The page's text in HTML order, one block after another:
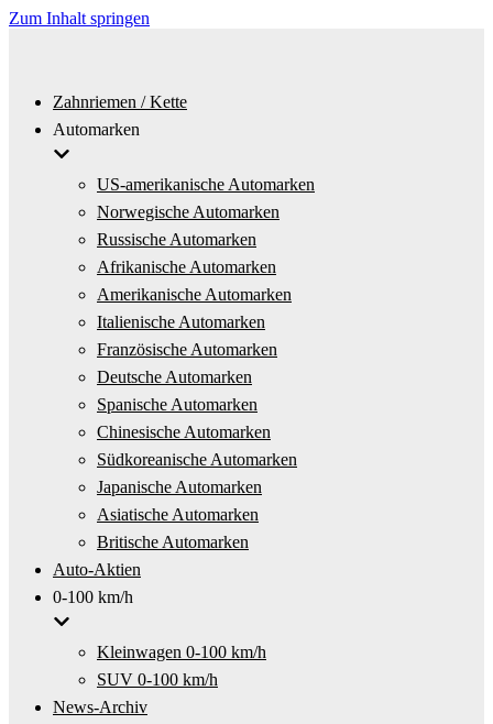
Zum Inhalt springen
Zahnriemen / Kette
Automarken
US-amerikanische Automarken
Norwegische Automarken
Russische Automarken
Afrikanische Automarken
Amerikanische Automarken
Italienische Automarken
Französische Automarken
Deutsche Automarken
Spanische Automarken
Chinesische Automarken
Südkoreanische Automarken
Japanische Automarken
Asiatische Automarken
Britische Automarken
Auto-Aktien
0-100 km/h
Kleinwagen 0-100 km/h
SUV 0-100 km/h
News-Archiv